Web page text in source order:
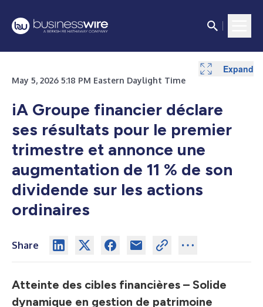
May 5, 2026 5:18 PM Eastern Daylight Time
iA Groupe financier déclare
ses résultats pour le premier
trimestre et annonce une
augmentation de 11 % de son
dividende sur les actions
ordinaires
Share
Atteinte des cibles financières – Solide
dynamique en gestion de patrimoine
Expand
Expand
Expand
Expand
Expand
Expand
Expand
Expand
Expand
Expand
Expand
Expand
Expand
Expand